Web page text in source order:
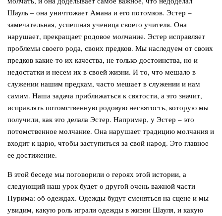
Шауль – она уничтожает Амана и его потомков. Эстер –
замечательная, успешная ученица своего учителя. Она
нарушает, прекращает родовое молчание. Эстер исправляет
проблемы своего рода, своих предков. Мы наследуем от своих
предков какие-то их качества, не только достоинства, но и
недостатки и несем их в своей жизни. И то, что мешало в
служении нашим предкам, часто мешает в служении и нам
самим. Наша задача приближаться к святости, а это значит,
исправлять потомственную родовую несвятость, которую мы
получили, как это делала Эстер. Например, у Эстер – это
потомственное молчание. Она нарушает традицию молчания и
входит к царю, чтобы заступиться за свой народ. Это главное
ее достижение.
В этой беседе мы поговорили о героях этой истории, а
следующий наш урок будет о другой очень важной части
Пурима: об одеждах. Одежды будут сменяться на сцене и мы
увидим, какую роль играли одежды в жизни Шауля, и какую